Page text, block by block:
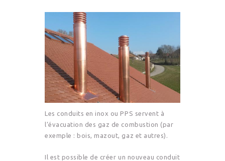
Les conduits en inox ou PPS servent à
l’évacuation des gaz de combustion (par
exemple : bois, mazout, gaz et autres).
Il est possible de créer un nouveau conduit